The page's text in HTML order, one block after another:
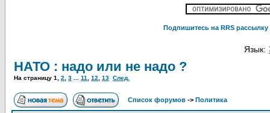
Подпишитесь на RRS
Язык:
НАТО : надо или не надо ?
На страницу 1 2 3 11 12 13 След.
Список форумов -> Политика